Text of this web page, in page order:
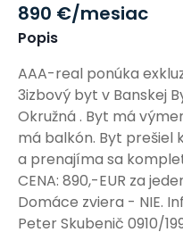
890 €/mesiac
Popis
AAA-real ponúka
3izbový byt v Banskej
Okružná . Byt má
má balkón. Byt prešiel
a prenajíma sa
CENA: 890,-EUR za
Domáce zviera - NIE.
Peter Skubenič 0910/